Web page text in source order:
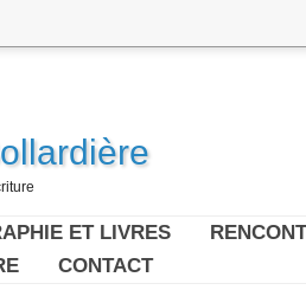
ET LIVRES
CONTACT